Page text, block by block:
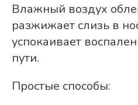
Влажный воздух
разжижает слизь в
успокаивает
пути.
Простые способы: